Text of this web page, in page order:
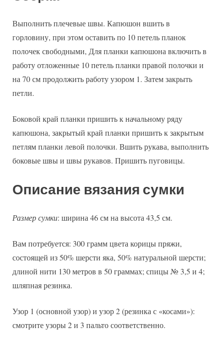
Выполнить плечевые швы. Капюшон вшить в
горловину, при этом оставить по 10 петель планок
полочек свободными, Для планки капюшона включить в
работу отложенные 10 петель планки правой полочки и
на 70 см продолжить работу узором 1. Затем закрыть
петли.
Боковой край планки пришить к начальному ряду
капюшона, закрытый край планки пришить к закрытым
петлям планки левой полочки. Вшить рукава, выполнить
боковые швы и швы рукавов. Пришить пуговицы.
Описание вязания сумки
Размер сумки: ширина 46 см на высота 43,5 см.
Вам потребуется: 300 грамм цвета корицы пряжи,
состоящей из 50% шерсти яка, 50% натуральной шерсти;
длиной нити 130 метров в 50 граммах; спицы № 3,5 и 4;
шляпная резинка.
Узор 1 (основной узор) и узор 2 (резинка с «косами»):
смотрите узоры 2 и 3 пальто соответственно.